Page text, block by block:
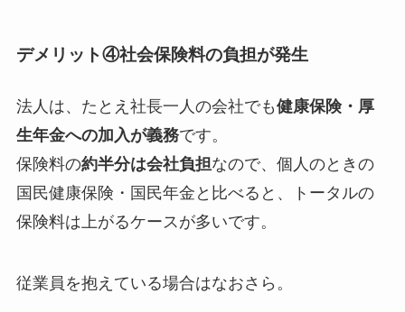
デメリット④社会保険料の負担が発生
法人は、たとえ社長一人の会社でも健康保険・厚
生年金への加入が義務です。
保険料の約半分は会社負担なので、個人のときの
国民健康保険・国民年金と比べると、トータルの
保険料は上がるケースが多いです。
従業員を抱えている場合はなおさら。